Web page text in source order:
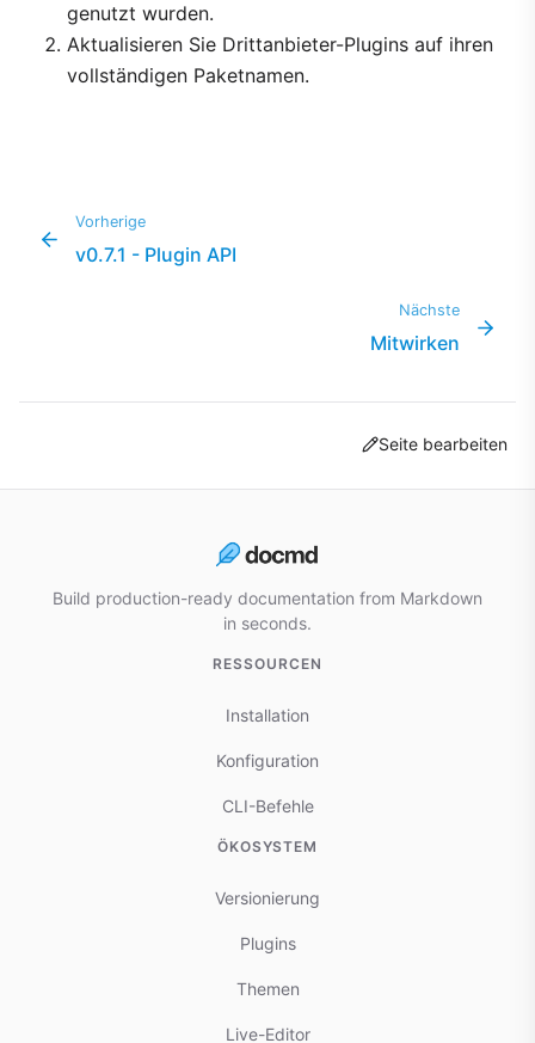
genutzt wurden.
Aktualisieren Sie Drittanbieter-Plugins auf ihren
vollständigen Paketnamen.
Vorherige
v0.7.1 - Plugin API
Nächste
Mitwirken
Seite bearbeiten
Build production-ready documentation from Markdown
in seconds.
RESSOURCEN
Installation
Konfiguration
CLI-Befehle
ÖKOSYSTEM
Versionierung
Plugins
Themen
Live-Editor